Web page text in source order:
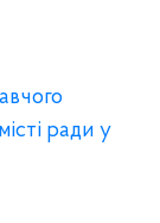
ради у